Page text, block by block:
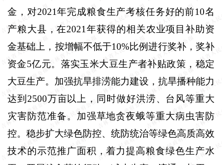
金，对2021年完成粮食生产考核任务好的前10名
产粮大县，在2021 年获得的相关农业项目补助资
金基础上，按增幅不低于10%比例进行奖补，奖补
资金5亿元。落实玉米大豆生产者补贴政策，稳定
大豆生产。加强抗旱排涝能力建设，抗旱播种能力
达到 2500万亩以上，同时做好洪涝、台风等重大
灾害防范准备。加强草地贪夜蛾等重大病虫害防
控。稳步扩大绿色防控、统防统治等绿色高质高效
技术的示范推广面积，着力提高粮食绿色生产水